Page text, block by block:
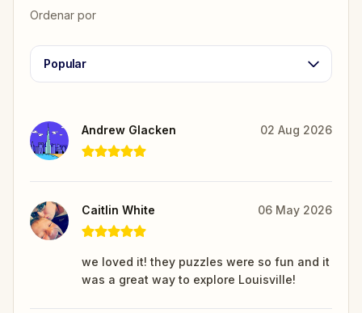
Ordenar por
Popular
Andrew Glacken 02 Aug 2026
Caitlin White 06 May 2026
we loved it! they puzzles were so fun and it
was a great way to explore Louisville!